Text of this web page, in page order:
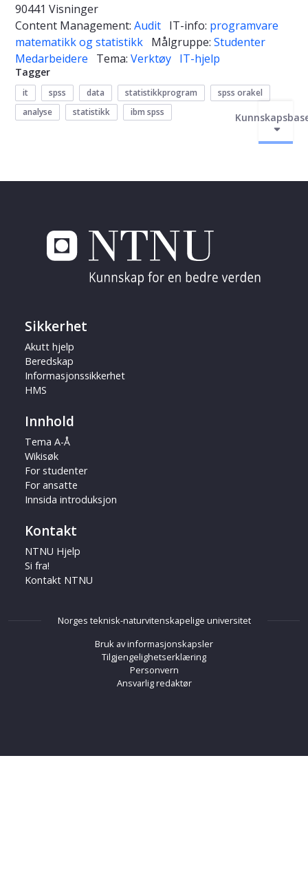
90441 Visninger
Content Management: Audit IT-info: programvare
matematikk og statistikk Målgruppe: Studenter
Medarbeidere
Tema: Verktøy IT-hjelp
Tagger
it spss data statistikkprogram
spss orakel
analyse
statistikk ibm spss
Sikkerhet
Akutt hjelp
Beredskap
Informasjonssikkerhet
HMS
Innhold
Tema A-Å
Wikisøk
For studenter
For ansatte
Innsida introduksjon
Kontakt
NTNU Hjelp
Si fra!
Kontakt NTNU
Norges teknisk-naturvitenskapelige universitet
Bruk av informasjonskapsler
Tilgjengelighetserklæring
Personvern
Ansvarlig redaktør